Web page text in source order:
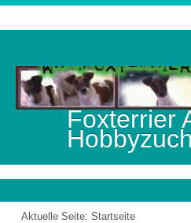
Foxterrier
Aktuelle Seite: Startseite